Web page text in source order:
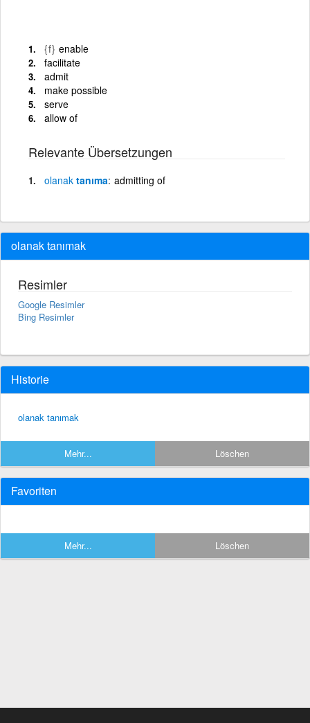
{f} enable
facilitate
admit
make possible
serve
allow of
Relevante Übersetzungen
olanak tanıma admitting of
olanak tanımak
Resimler
Google Resimler
Bing Resimler
Historie
olanak tanımak
Mehr... Löschen
Favoriten
Mehr... Löschen